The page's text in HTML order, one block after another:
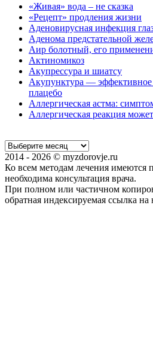
«Живая» вода – не сказка
«Рецепт» продления жизни
Аденовирусная инфекция
Аденома предстательной
Аир болотный, его
Актиномикоз
Акупрессура и шиатсу
Акупунктура — эффективное
плацебо
Аллергическая астма:
Аллергическая реакция
2014 - 2026 © myzdorovje.ru
Ко всем методам лечения имеются
необходима консультация врача.
При полном или частичном
обратная индексируемая ссылка на